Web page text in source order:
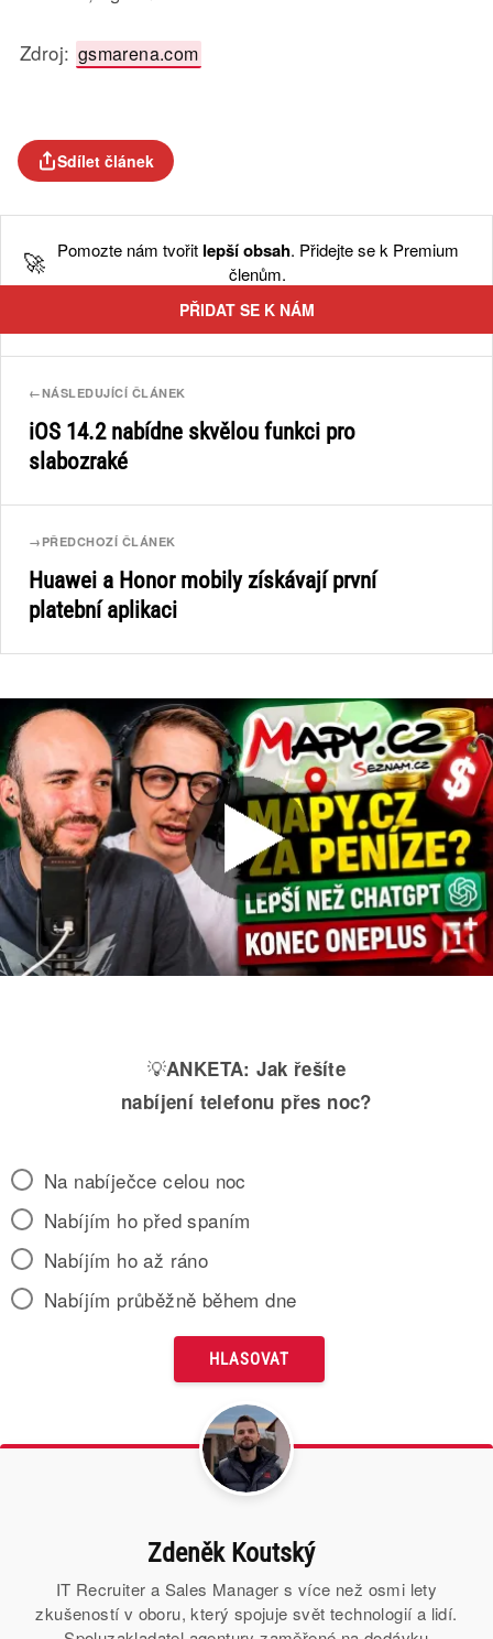
Zdroj: gsmarena.com
Sdílet článek
🚀 Pomozte nám tvořit lepší obsah. Přidejte se k Premium
členům.
PŘIDAT SE K NÁM
←NÁSLEDUJÍCÍ ČLÁNEK
iOS 14.2 nabídne skvělou funkci pro
slabozraké
→ PŘEDCHOZÍ ČLÁNEK
Huawei a Honor mobily získávají první
platební aplikaci
💡ANKETA: Jak řešíte
nabíjení telefonu přes noc?
Na nabíječce celou noc
Nabíjím ho před spaním
Nabíjím ho až ráno
Nabíjím průběžně během dne
Zdeněk Koutský
IT Recruiter a Sales Manager s více než osmi lety
zkušeností v oboru, který spojuje svět technologií a lidí.